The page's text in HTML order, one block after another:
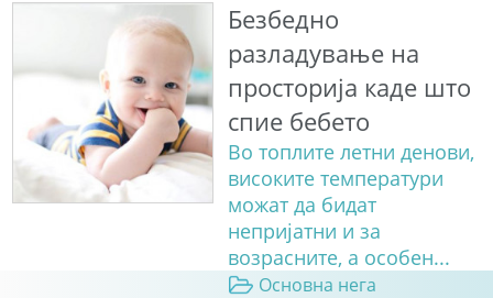
Безбедно
разладување на
просторија каде што
спие бебето
Во топлите летни денови,
високите температури
можат да бидат
непријатни и за
возрасните, а особен...
Основна нега